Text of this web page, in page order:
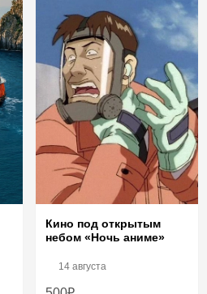
Кино под открытым
небом «Ночь аниме»
14 августа